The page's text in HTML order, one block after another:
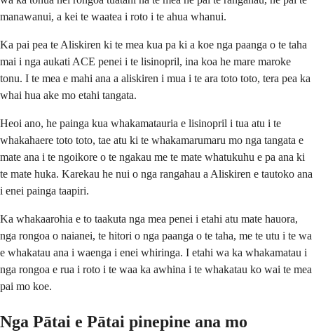
manawanui, a kei te waatea i roto i te ahua whanui.
Ka pai pea te Aliskiren ki te mea kua pa ki a koe nga paanga o te taha
mai i nga aukati ACE penei i te lisinopril, ina koa he mare maroke
tonu. I te mea e mahi ana a aliskiren i mua i te ara toto toto, tera pea ka
whai hua ake mo etahi tangata.
Heoi ano, he painga kua whakamatauria e lisinopril i tua atu i te
whakahaere toto toto, tae atu ki te whakamarumaru mo nga tangata e
mate ana i te ngoikore o te ngakau me te mate whatukuhu e pa ana ki
te mate huka. Karekau he nui o nga rangahau a Aliskiren e tautoko ana
i enei painga taapiri.
Ka whakaarohia e to taakuta nga mea penei i etahi atu mate hauora,
nga rongoa o naianei, te hitori o nga paanga o te taha, me te utu i te wa
e whakatau ana i waenga i enei whiringa. I etahi wa ka whakamatau i
nga rongoa e rua i roto i te waa ka awhina i te whakatau ko wai te mea
pai mo koe.
Nga Pātai e Pātai pinepine ana mo